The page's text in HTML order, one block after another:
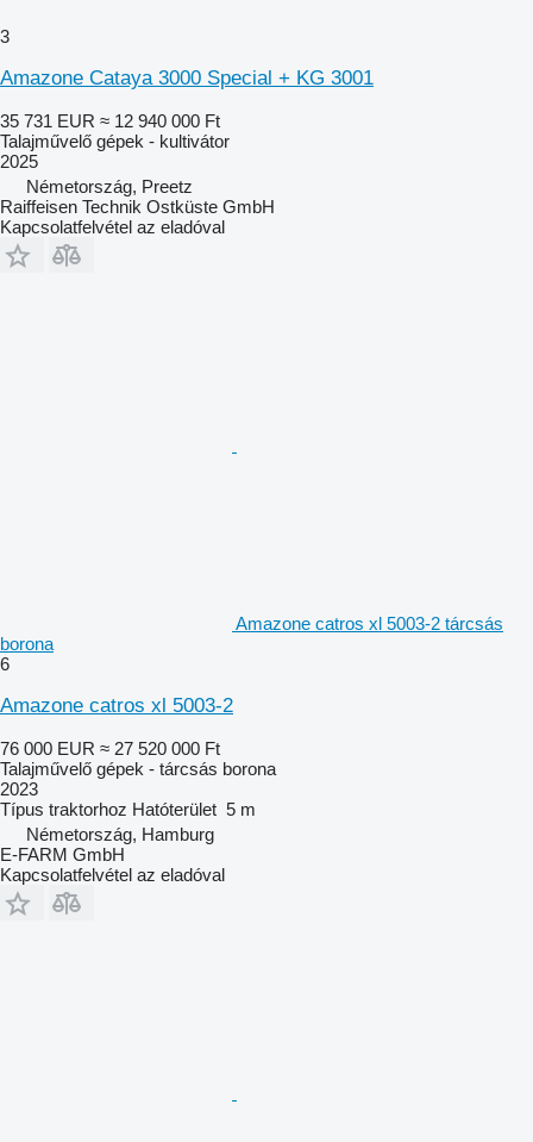
3
Amazone Cataya 3000 Special + KG 3001
35 731 EUR ≈ 12 940 000 Ft
Talajművelő gépek - kultivátor
2025
Németország, Preetz
Raiffeisen Technik Ostküste GmbH
Kapcsolatfelvétel az eladóval
Amazone catros xl 5003-2 tárcsás
borona
6
Amazone catros xl 5003-2
76 000 EUR ≈ 27 520 000 Ft
Talajművelő gépek - tárcsás borona
2023
Típus traktorhoz Hatóterület 5 m
Németország, Hamburg
E-FARM GmbH
Kapcsolatfelvétel az eladóval